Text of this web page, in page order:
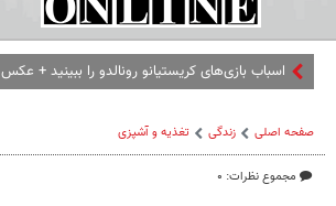
اسباب‌ بازی‌های کریستیانو رونالدو را ببینید + عکس
صفحه اصلی زندگی تغذیه و آشپزی
مجموع نظرات: ۰